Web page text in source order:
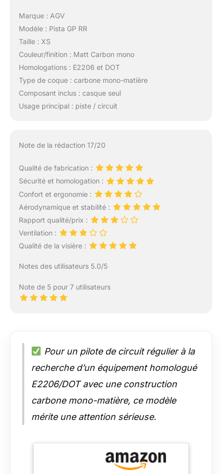
Marque : AGV
Modèle : Pista GP RR
Taille : XS
Couleur/finition : Matt Carbon mono
Homologations : E2206 et DOT
Type de coque : carbone mono-matière
Composant inclus : casque seul
Usage principal : piste / circuit
Note de la rédaction 17/20
Qualité de fabrication :
Sécurité et homologation :
Confort et ergonomie :
Aérodynamique et stabilité :
Rapport qualité/prix :
Ventilation :
Qualité de la visière :
Notes des utilisateurs 5.0/5
Note de 5 pour 7 utilisateurs
Pour un pilote de circuit régulier à la
recherche d’un équipement homologué
E2206/DOT avec une construction
carbone mono-matière, ce modèle
mérite une attention sérieuse.